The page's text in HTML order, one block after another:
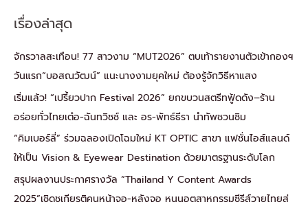
เรื่องล่าสุด
จักรวาลสะเทือน! 77 สาวงาม “MUT2026” ตบเท้ารายงานตัวเข้ากองฯ
วันแรก“บอสณวัฒน์” แนะนางงามยุคใหม่ ต้องรู้จักวิธีหาแสง
เริ่มแล้ว! “เปรี้ยวปาก Festival 2026” ยกขบวนสตรีทฟู้ดดัง–ร้าน
อร่อยทั่วไทยเต๋อ-ฉันทวิชช์ และ อร-พัทธ์ธีรา นำทัพชวนชิม
“คิมเบอร์ลี่” ร่วมฉลองเปิดโฉมใหม่ KT OPTIC สาขา แฟชั่นไอส์แลนด์
ให้เป็น Vision & Eyewear Destination ด้วยมาตรฐานระดับโลก
สรุปผลงานประกาศรางวัล “Thailand Y Content Awards
2025”เชิดชูเกียรติคนหน้าจอ-หลังจอ หนุนอุตสาหกรรมซีรีส์วายไทยสู่